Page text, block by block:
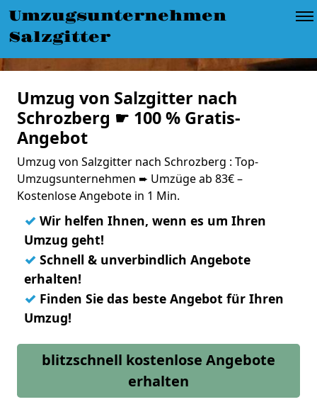
Umzugsunternehmen
Salzgitter
Umzug von Salzgitter nach
Schrozberg ☛ 100 % Gratis-
Angebot
Umzug von Salzgitter nach Schrozberg : Top-
Umzugsunternehmen ➨ Umzüge ab 83€ –
Kostenlose Angebote in 1 Min.
✓ Wir helfen Ihnen, wenn es um Ihren
Umzug geht!
✓ Schnell & unverbindlich Angebote
erhalten!
✓ Finden Sie das beste Angebot für Ihren
Umzug!
blitzschnell kostenlose Angebote
erhalten